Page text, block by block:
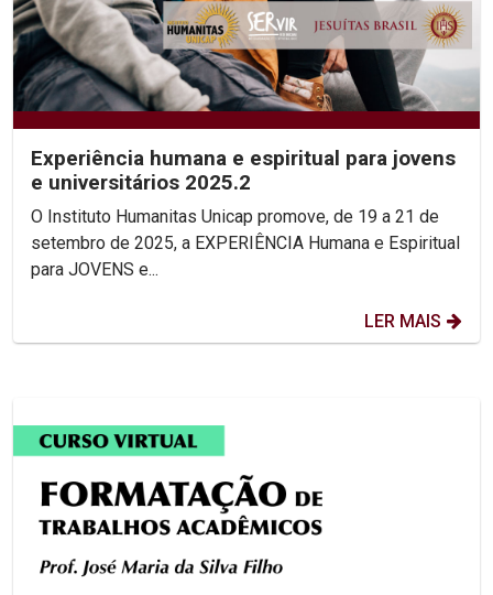
Experiência humana e espiritual para jovens
e universitários 2025.2
O Instituto Humanitas Unicap promove, de 19 a 21 de
setembro de 2025, a EXPERIÊNCIA Humana e Espiritual
para JOVENS e...
LER MAIS